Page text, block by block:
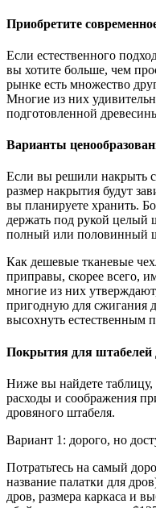
Приобретите
Если естественного
вы хотите больше, чем
рынке есть множество
Многие из них
подготовленной
Варианты
Если вы решили накрыть
размер накрытия будут
вы планируете хранить.
держать под рукой целый
полный или половинный
Как дешевые тканевые
приправы, скорее всего,
многие из них
пригодную для сжигания
высохнуть естественным
Покрытия для штабелей
Ниже вы найдете таблицу,
расходы и соображения
дровяного штабеля.
Вариант 1: дорого, но
Потратьтесь на самый
название палатки для
дров, размера каркаса и